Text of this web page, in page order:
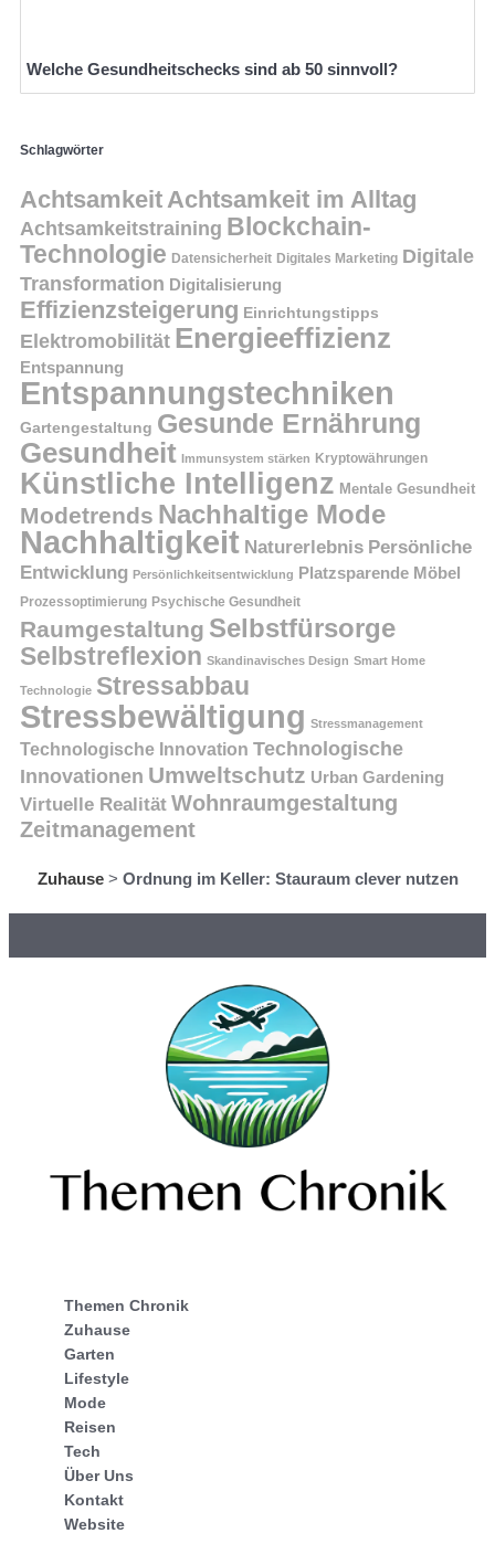
Welche Gesundheitschecks sind ab 50 sinnvoll?
Schlagwörter
AchtsamkeitAchtsamkeit im Alltag
Achtsamkeitstraining Blockchain-
Technologie Datensicherheit Digitales Marketing Digitale
Transformation Digitalisierung
Effizienzsteigerung Einrichtungstipps
Elektromobilität Energieeffizienz
Entspannung
Entspannungstechniken
Gartengestaltung Gesunde Ernährung
Gesundheit Immunsystem stärken Kryptowährungen
Künstliche Intelligenz Mentale Gesundheit
Modetrends Nachhaltige Mode
Nachhaltigkeit Naturerlebnis Persönliche
Entwicklung Persönlichkeitsentwicklung Platzsparende Möbel
Prozessoptimierung Psychische Gesundheit
Raumgestaltung Selbstfürsorge
Selbstreflexion Skandinavisches Design Smart Home
Technologie Stressabbau
Stressbewältigung Stressmanagement
Technologische Innovation Technologische
Innovationen Umweltschutz Urban Gardening
Virtuelle Realität Wohnraumgestaltung
Zeitmanagement
Zuhause> Ordnung im Keller: Stauraum clever nutzen
Themen Chronik
Zuhause
Garten
Lifestyle
Mode
Reisen
Tech
Über Uns
Kontakt
Website